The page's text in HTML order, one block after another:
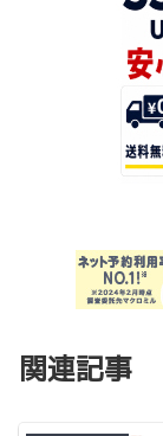
関連記事